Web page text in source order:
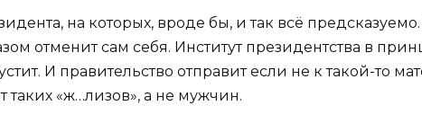
на которых, вроде бы, и так всё
отменит сам себя. Институт президентства в
И правительство отправит если не к такой-то
таких «ж…лизов», а не мужчин.